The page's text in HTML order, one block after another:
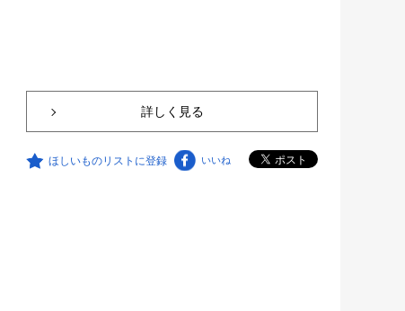
詳しく見る
ほしいものリストに登録 いいね